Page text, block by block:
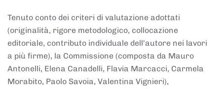
Tenuto conto dei criteri di valutazione adottati
(originalità, rigore metodologico, collocazione
editoriale, contributo individuale dell'autore nei lavori
a più firme), la Commissione (composta da Mauro
Antonelli, Elena Canadelli, Flavia Marcacci, Carmela
Morabito, Paolo Savoia, Valentina Vignieri),